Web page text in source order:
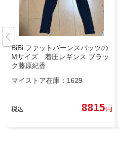
BiBi ファットバーンスパッツの
Mサイズ 着圧レギンス ブラッ
ク藤原紀香
マイストア在庫： 1629
税込 8815円